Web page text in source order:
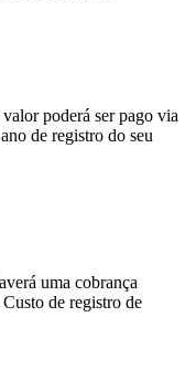
poderá ser pago via
de registro do seu
uma cobrança
de registro de